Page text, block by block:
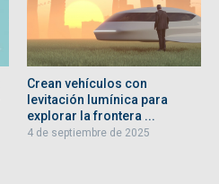
Crean vehículos con
levitación lumínica para
explorar la frontera ...
4 de septiembre de 2025